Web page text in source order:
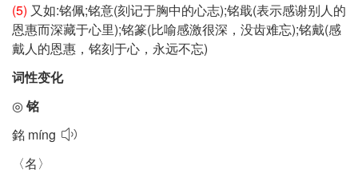
(5) 又如:铭佩;铭意(刻记于胸中的心志);铭戢(表示感谢别人的
恩惠而深藏于心里);铭篆(比喻感激很深，没齿难忘);铭戴(感
戴人的恩惠，铭刻于心，永远不忘)
词性变化
◎ 铭
銘 míng
〈名〉